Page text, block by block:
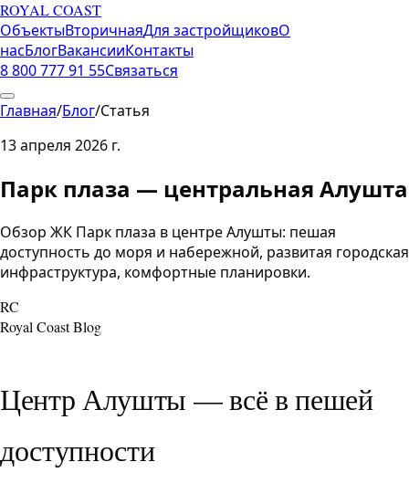
ROYAL COAST
ОбъектыВторичнаяДля застройщиковО
насБлогВакансииКонтакты
8 800 777 91 55Связаться
Главная/Блог/Статья
13 апреля 2026 г.
Парк плаза — центральная Алушта
Обзор ЖК Парк плаза в центре Алушты: пешая
доступность до моря и набережной, развитая городская
инфраструктура, комфортные планировки.
RC
Royal Coast Blog
Центр Алушты — всё в пешей
доступности